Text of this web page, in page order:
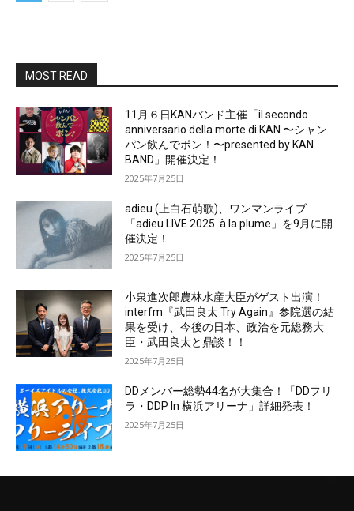
MOST READ
11月６日KANバンド主催「il secondo
anniversario della morte di KAN 〜シャン
パン飲んでポン！〜presented by KAN
BAND」開催決定！
2025年7月25日
adieu (上白石萌歌)、ワンマンライブ
「adieu LIVE 2025 à la plume」を9月に開
催決定！
2025年7月25日
小泉進次郎農林水産大臣がゲスト出演！
interfm『武田良太 Try Again』参院選の結
果を受け、今後の日本、政治を元総務大
臣・武田良太と鼎談！！
2025年7月25日
DDメンバー総勢44名が大集合！「DDフリ
ラ・DDP In 横浜アリーナ」詳細発表！
2025年7月25日